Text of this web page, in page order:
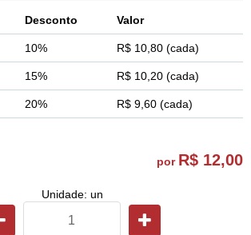
Desconto Valor
10% R$ 10,80 (cada)
15% R$ 10,20 (cada)
20% R$ 9,60 (cada)
por R$ 12,00
Unidade: un